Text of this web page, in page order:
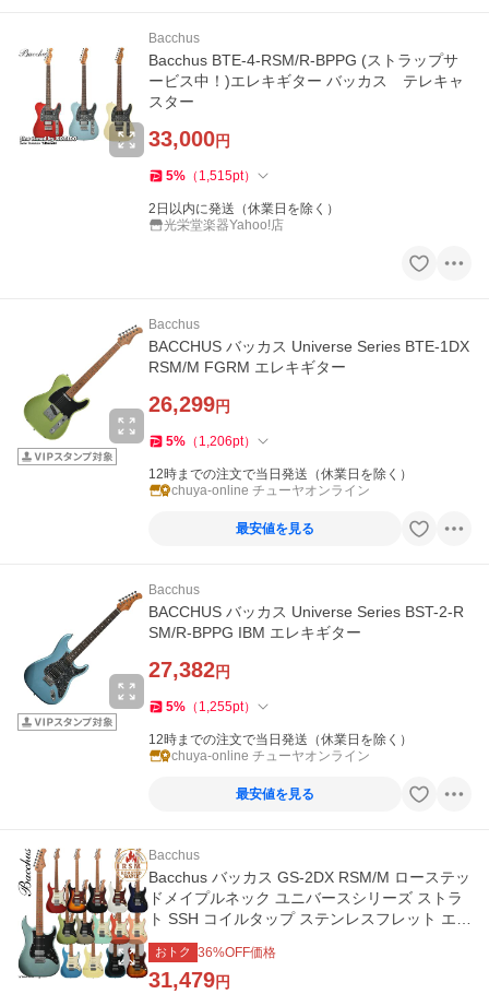
Bacchus
Bacchus BTE-4-RSM/R-BPPG (ストラップサ
ービス中！)エレキギター バッカス テレキャ
スター
33,000円
5% （ 1,515pt）
2日以内に発送（休業日を除く）
光栄堂楽器Yahoo!店
Bacchus
BACCHUS バッカス Universe Series BTE-1DX
RSM/M FGRM エレキギター
26,299円
5% （ 1,206pt）
12時までの注文で当日発送（休業日を除く）
chuya-online チューヤオンライン
最安値を見る
Bacchus
BACCHUS バッカス Universe Series BST-2-R
SM/R-BPPG IBM エレキギター
27,382円
5% （ 1,255pt）
12時までの注文で当日発送（休業日を除く）
chuya-online チューヤオンライン
最安値を見る
Bacchus
Bacchus バッカス GS-2DX RSM/M ローステッ
ドメイプルネック ユニバースシリーズ ストラ
ト SSH コイルタップ ステンレスフレット エレ
キギター GS2-DX RSM
おトク 36%OFF価格
31,479円